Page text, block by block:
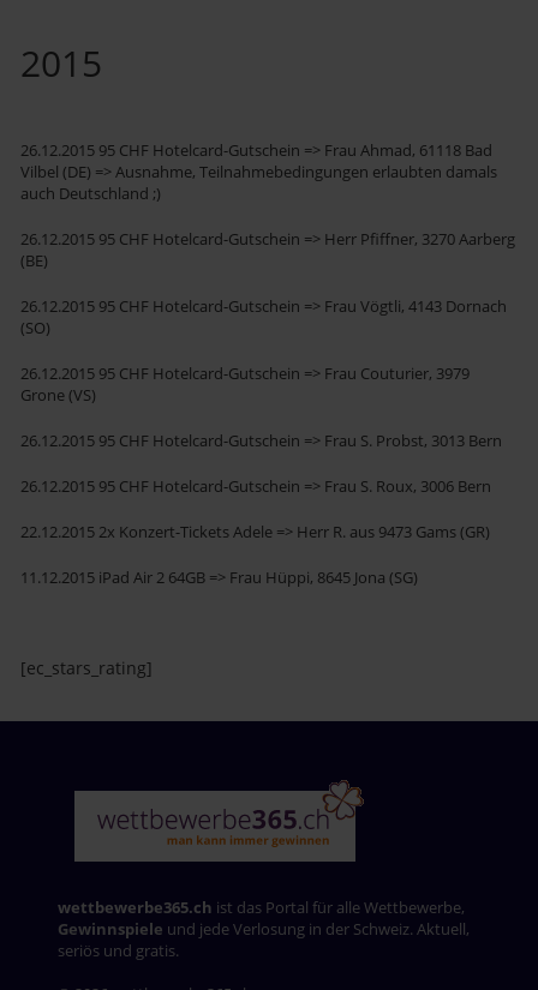
2015
26.12.2015 95 CHF Hotelcard-Gutschein => Frau Ahmad, 61118 Bad
Vilbel (DE) => Ausnahme, Teilnahmebedingungen erlaubten damals
auch Deutschland ;)
26.12.2015 95 CHF Hotelcard-Gutschein => Herr Pfiffner, 3270 Aarberg
(BE)
26.12.2015 95 CHF Hotelcard-Gutschein => Frau Vögtli, 4143 Dornach
(SO)
26.12.2015 95 CHF Hotelcard-Gutschein => Frau Couturier, 3979
Grone (VS)
26.12.2015 95 CHF Hotelcard-Gutschein => Frau S. Probst, 3013 Bern
26.12.2015 95 CHF Hotelcard-Gutschein => Frau S. Roux, 3006 Bern
22.12.2015 2x Konzert-Tickets Adele => Herr R. aus 9473 Gams (GR)
11.12.2015 iPad Air 2 64GB => Frau Hüppi, 8645 Jona (SG)
[ec_stars_rating]
wettbewerbe365.ch ist das Portal für alle Wettbewerbe,
Gewinnspiele und jede Verlosung in der Schweiz. Aktuell,
seriös und gratis.